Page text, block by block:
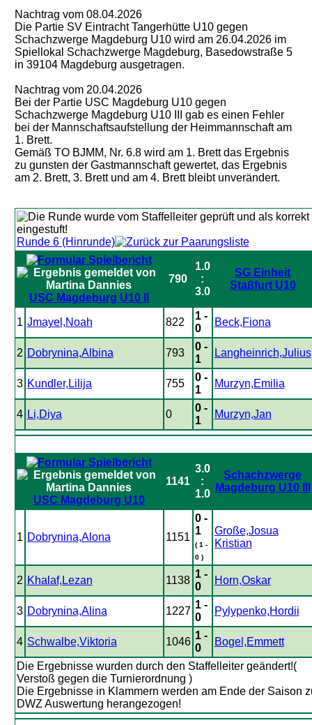
Nachtrag vom 08.04.2026
Die Partie SV Eintracht Tangerhütte U10 gegen
Schachzwerge Magdeburg U10 wird am 26.04.2026 im
Spiellokal Schachzwerge Magdeburg, Basedowstraße 5
in 39104 Magdeburg ausgetragen.
Nachtrag vom 20.04.2026
Bei der Partie USC Magdeburg U10 gegen
Schachzwerge Magdeburg U10 III gab es einen Fehler
bei der Mannschaftsaufstellung der Heimmannschaft am
1. Brett.
Gemäß TO BJMM, Nr. 6.8 wird am 1. Brett das Ergebnis
zu gunsten der Gastmannschaft gewertet, das Ergebnis
am 2. Brett, 3. Brett und am 4. Brett bleibt unverändert.
Runde 6 (Hinrunde)
USC Magdeburg U10 II
790
1.0
:
3.0
SG Einheit
Staßfurt U10
1 Jmayel,Noah 822
1 -
0
Beck,Fiona
2 Dobrynina,Albina 793
0 -
1
Langheinrich,Julius
3 Kundler,Lilija 755
0 -
1
Murzyn,Emilia
4 Li,Diya 0
0 -
1
Murzyn,Jan
USC Magdeburg U10
1141
3.0
:
1.0
Schachzwerge
Magdeburg U10 III
1 Dobrynina,Alona 1151
0 -
1
( 1 -
0 )
Große,Josua
Kristian
2 Khalaf,Lezan 1138
1 -
0
Horn,Oskar
3 Dobrynina,Alina 1227
1 -
0
Pylypenko,Hordii
4 Schwalbe,Viktoria 1046
1 -
0
Bogel,Emmett
Die Ergebnisse wurden durch den Staffelleiter geändert!(
Verstoß gegen die Turnierordnung )
Die Ergebnisse in Klammern werden am Ende der Saison
DWZ Auswertung herangezogen!